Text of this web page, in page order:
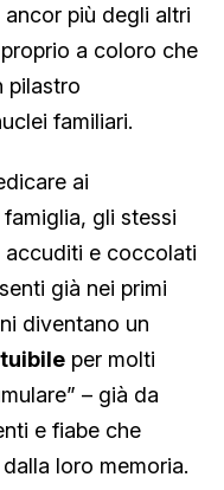
ancor più degli altri
proprio a coloro che
pilastro
familiari.
ai
famiglia, gli stessi
e coccolati
già nei primi
diventano un
per molti
– già da
e fiabe che
loro memoria.